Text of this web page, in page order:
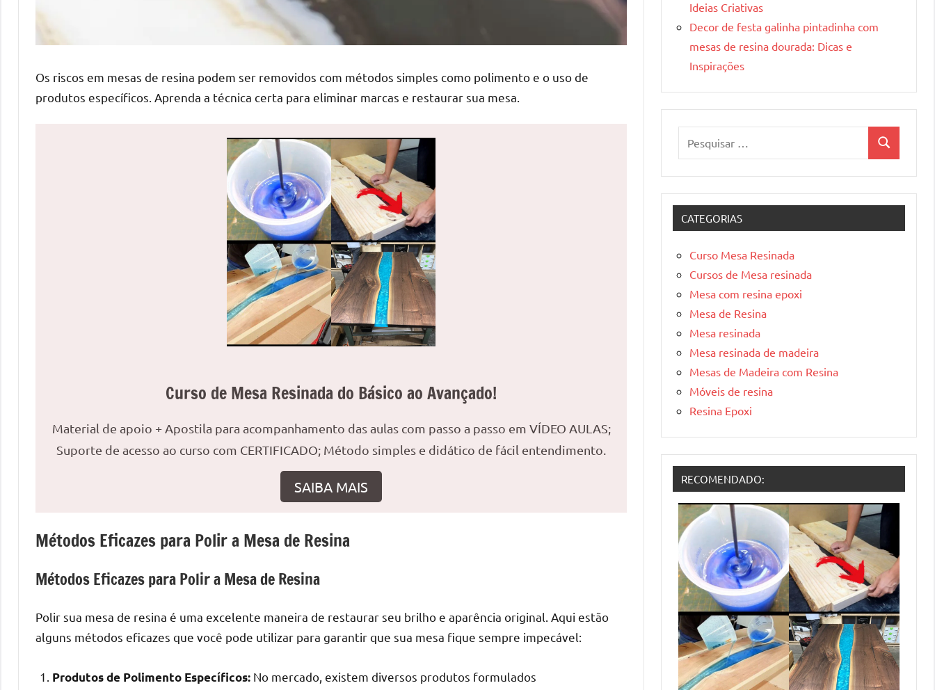
de
mesas
de
de
resina
as
inovadoras
mesas
cascata
resinadas.
Quer
esteja
à
procura
de
uma
mesa
reuniões
uma
mesa
lugares,
você
que
para
Os riscos em mesas de resina podem ser removidos com métodos simples como polimento e o uso de
produtos específicos. Aprenda a técnica certa para eliminar marcas e restaurar sua mesa.
Curso de Mesa Resinada do Básico ao Avançado!
Material de apoio + Apostila para acompanhamento das aulas com passo a passo em VÍDEO AULAS;
Suporte de acesso ao curso com CERTIFICADO; Método simples e didático de fácil entendimento.
SAIBA MAIS
Métodos Eficazes para Polir a Mesa de Resina
Métodos Eficazes para Polir a Mesa de Resina
Polir sua mesa de resina é uma excelente maneira de restaurar seu brilho e aparência original. Aqui estão
alguns métodos eficazes que você pode utilizar para garantir que sua mesa fique sempre impecável:
Produtos de Polimento Específicos: No mercado, existem diversos produtos formulados
Ideias Criativas
Decor de festa galinha pintadinha com
mesas de resina dourada: Dicas e
Inspirações
Pesquisa
CATEGORIAS
Curso Mesa Resinada
Cursos de Mesa resinada
Mesa com resina epoxi
Mesa de Resina
Mesa resinada
Mesa resinada de madeira
Mesas de Madeira com Resina
Móveis de resina
Resina Epoxi
RECOMENDADO: